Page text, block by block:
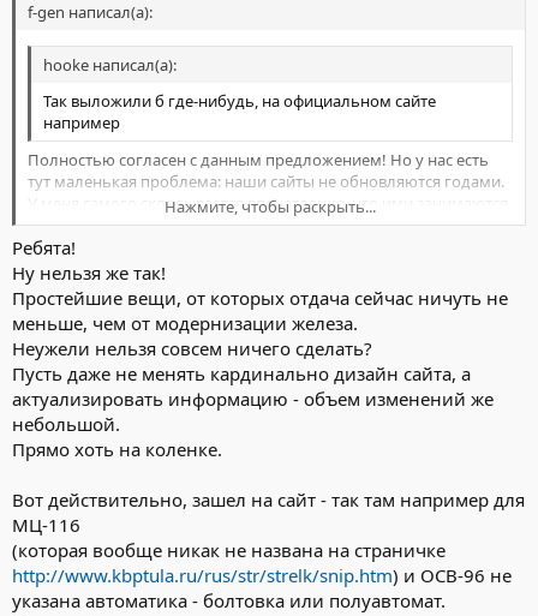
f-gen написал(а):
hooke написал(а):
Так выложили б где-нибудь, на официальном сайте
например
Полностью согласен с данным предложением! Но у нас есть
тут маленькая проблема: наши сайты не обновляются годами.
У меня самого складывается впечатление, что ими занимаются
люди, интересы которых лежат далеко от интересов самого
предприятия. Так что в этом плане мы в глубокой заднице, и
выхода оттуда пока нет.
Нажмите, чтобы раскрыть...
Ребята!
Ну нельзя же так!
Простейшие вещи, от которых отдача сейчас ничуть не
меньше, чем от модернизации железа.
Неужели нельзя совсем ничего сделать?
Пусть даже не менять кардинально дизайн сайта, а
актуализировать информацию - объем изменений же
небольшой.
Прямо хоть на коленке.
Вот действительно, зашел на сайт - так там например для
МЦ-116
(которая вообще никак не названа на страничке
http://www.kbptula.ru/rus/str/strelk/snip.htm) и ОСВ-96 не
указана автоматика - болтовка или полуавтомат.